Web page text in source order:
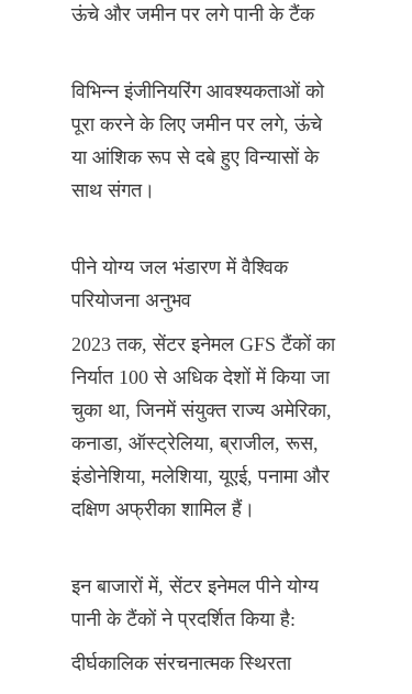
ऊंचे और जमीन पर लगे पानी के टैंक
विभिन्न इंजीनियरिंग आवश्यकताओं को
पूरा करने के लिए जमीन पर लगे, ऊंचे
या आंशिक रूप से दबे हुए विन्यासों के
साथ संगत।
पीने योग्य जल भंडारण में वैश्विक
परियोजना अनुभव
2023 तक, सेंटर इनेमल GFS टैंकों का
निर्यात 100 से अधिक देशों में किया जा
चुका था, जिनमें संयुक्त राज्य अमेरिका,
कनाडा, ऑस्ट्रेलिया, ब्राजील, रूस,
इंडोनेशिया, मलेशिया, यूएई, पनामा और
दक्षिण अफ्रीका शामिल हैं।
इन बाजारों में, सेंटर इनेमल पीने योग्य
पानी के टैंकों ने प्रदर्शित किया है:
दीर्घकालिक संरचनात्मक स्थिरता